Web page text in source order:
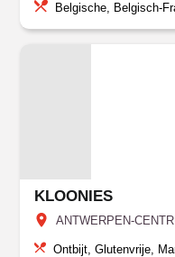
Belgische, Belgisch-
KLOONIES
ANTWERPEN-
Ontbijt, Glutenvrije,